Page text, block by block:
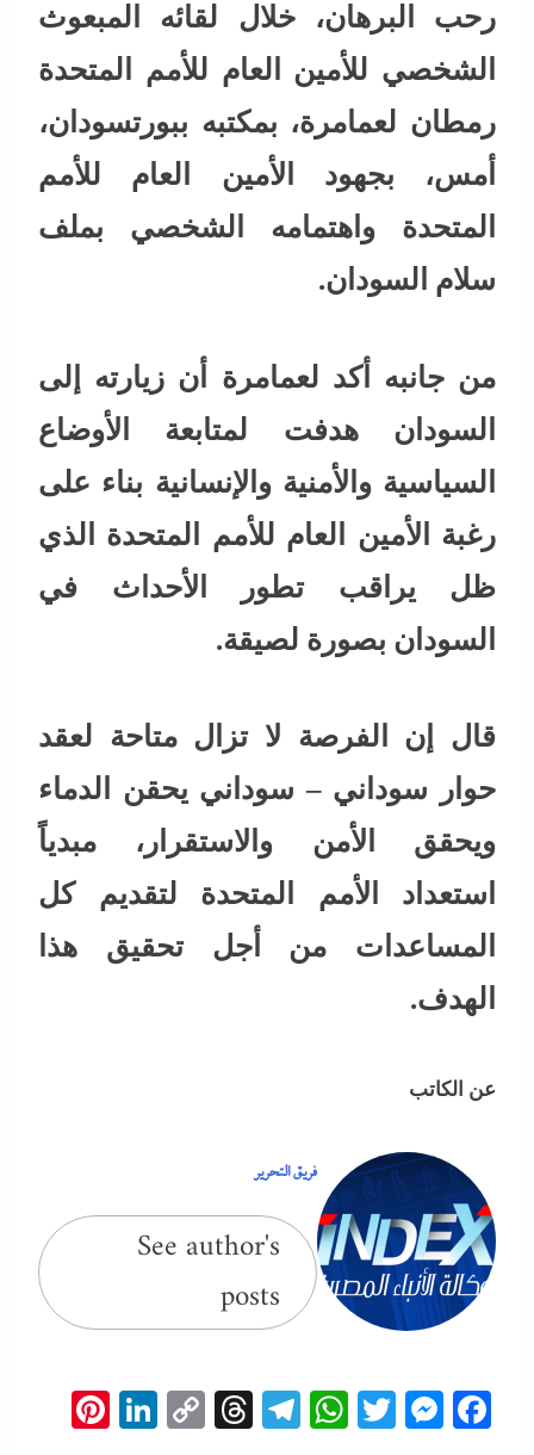
رحب البرهان، خلال لقائه المبعوث
الشخصي للأمين العام للأمم المتحدة
رمطان لعمامرة، بمكتبه ببورتسودان،
أمس، بجهود الأمين العام للأمم
المتحدة واهتمامه الشخصي بملف
سلام السودان.
من جانبه أكد لعمامرة أن زيارته إلى
السودان هدفت لمتابعة الأوضاع
السياسية والأمنية والإنسانية بناء على
رغبة الأمين العام للأمم المتحدة الذي
ظل يراقب تطور الأحداث في
السودان بصورة لصيقة.
قال إن الفرصة لا تزال متاحة لعقد
حوار سوداني – سوداني يحقن الدماء
ويحقق الأمن والاستقرار، مبدياً
استعداد الأمم المتحدة لتقديم كل
المساعدات من أجل تحقيق هذا
الهدف.
عن الكاتب
فريق التحرير
See author's
posts
Facebook
Messenger
Twitter
WhatsApp
Telegram
Threads
Copy